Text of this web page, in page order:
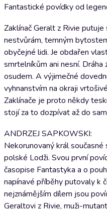
Fantastické povídky od
Zaklínač Geralt z Rivie
nestvůrám, temným
obyčejné lidi. Je obdařen
smrtelníkům ani nesní. Dráha
osudem. A výjimečné
vyhnanstvím na okraji
Zaklínače je proto někdy
stojí za to dozpívat až do
ANDRZEJ SAPKOWSKI:
Nekorunovaný král
polské Lodži. Svou první
časopise Fantastyka a o
napínavé příběhy putovaly k
nejznámějším dílem jsou
Geraltovi z Rivie, muži-